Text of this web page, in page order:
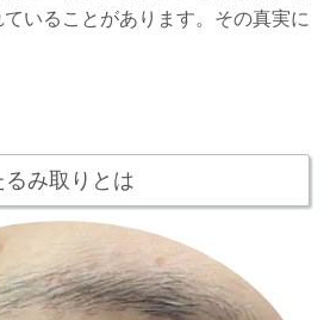
いることがあります。その真実に
み取りとは